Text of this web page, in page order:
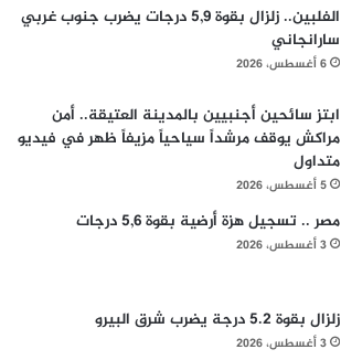
الفلبين.. زلزال بقوة 5,9 درجات يضرب جنوب غربي
سارانجاني
6 أغسطس، 2026
ابتز سائحين أجنبيين بالمدينة العتيقة.. أمن
مراكش يوقف مرشداً سياحياً مزيفاً ظهر في فيديو
متداول
5 أغسطس، 2026
مصر .. تسجيل هزة أرضية بقوة 5,6 درجات
3 أغسطس، 2026
زلزال بقوة 5.2 درجة يضرب شرق البيرو
3 أغسطس، 2026